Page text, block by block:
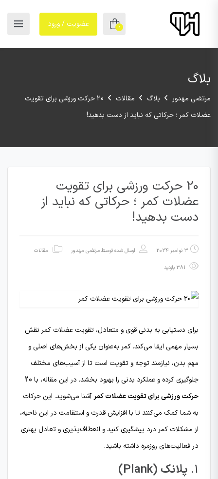
0 عضویت / ورود
بلاگ
مرتضی مهدور بلاگ مقالات
20 حرکت ورزشی برای تقویت
عضلات کمر ؛ حرکاتی که نباید از دست بدهید!
20 حرکت ورزشی برای تقویت
عضلات کمر ؛ حرکاتی که نباید از
دست بدهید!
3 نوامبر 2024 ارسال شده توسطمرتضی مهدور مقالات
برای دستیابی به بدنی قوی و متعادل، تقویت عضلات کمر نقش
بسیار مهمی ایفا می‌کند. کمر به‌عنوان یکی از بخش‌های اصلی و
مهم بدن، نیازمند توجه و تقویت است تا از آسیب‌های مختلف
جلوگیری کرده و عملکرد بدنی را بهبود بخشد. در این مقاله، با 20
حرکت ورزشی برای تقویت عضلات کمر آشنا می‌شوید. این حرکات
به شما کمک می‌کنند تا با افزایش قدرت و استقامت در این ناحیه،
از مشکلات کمر درد پیشگیری کنید و انعطاف‌پذیری و تعادل بهتری
در فعالیت‌های روزمره داشته باشید.
1. پلانک (Plank)